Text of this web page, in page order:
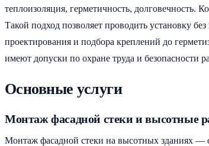
теплоизоляция, герметичность,
Такой подход позволяет проводить установку
проектирования и подбора креплений до
имеют допуски по охране труда и безопасности
Основные услуги
Монтаж фасадной стеки и высотные
Монтаж фасадной стеки на высотных зданиях —